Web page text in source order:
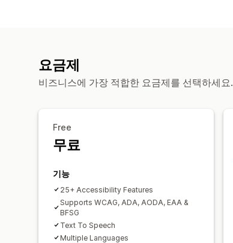
요금제
비즈니스에 가장 적합한 요금제를 선택하세요.
Free
무료
기능
25+ Accessibility Features
Supports WCAG, ADA, AODA, EAA &
BFSG
Text To Speech
Multiple Languages